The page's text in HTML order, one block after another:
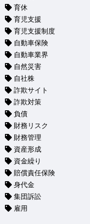
育休
育児支援
育児支援制度
自動車保険
自動車業界
自然災害
自社株
詐欺サイト
詐欺対策
負債
財務リスク
財務管理
資産形成
資金繰り
賠償責任保険
身代金
集団訴訟
雇用